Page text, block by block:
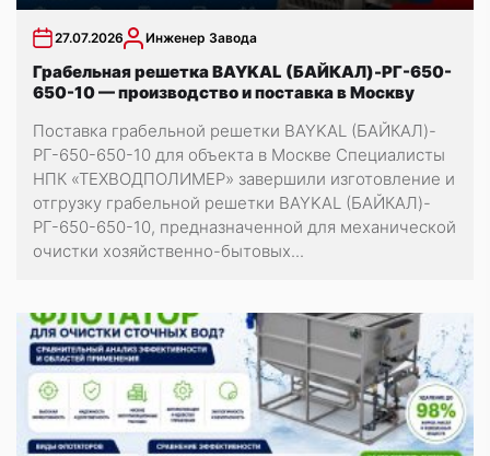
27.07.2026 Инженер Завода
Грабельная решетка BAYKAL (БАЙКАЛ)-РГ-650-
650-10 — производство и поставка в Москву
Поставка грабельной решетки BAYKAL (БАЙКАЛ)-
РГ-650-650-10 для объекта в Москве Специалисты
НПК «ТЕХВОДПОЛИМЕР» завершили изготовление и
отгрузку грабельной решетки BAYKAL (БАЙКАЛ)-
РГ-650-650-10, предназначенной для механической
очистки хозяйственно-бытовых...